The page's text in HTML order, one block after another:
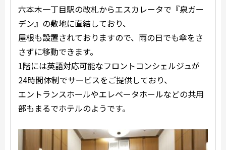
六本木一丁目駅の改札からエスカレータで『泉ガー
デン』の敷地に直結しており、
屋根も設置されておりますので、雨の日でも傘をさ
さずに移動できます。
1階には英語対応可能なフロントコンシェルジュが
24時間体制でサービスをご提供しており、
エントランスホールやエレベータホールなどの共用
部もまるでホテルのようです。